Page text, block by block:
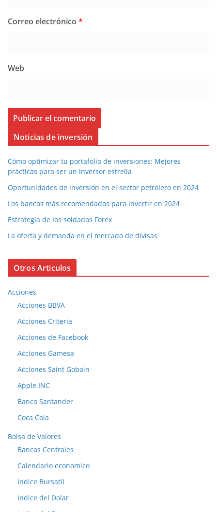
Correo electrónico *
Web
Noticias de inversión
Cómo optimizar tu portafolio de inversiones: Mejores
prácticas para ser un inversor estrella
Oportunidades de inversión en el sector petrolero en 2024
Los bancos más recomendados para invertir en 2024
Estrategia de los soldados Forex
La oferta y demanda en el mercado de divisas
Otros Articulos
Acciones
Acciones BBVA
Acciones Criteria
Acciones de Facebook
Acciones Gamesa
Acciones Saint Gobain
Apple INC
Banco Santander
Coca Cola
Bolsa de Valores
Bancos Centrales
Calendario economico
Indice Bursatil
Indice del Dolar